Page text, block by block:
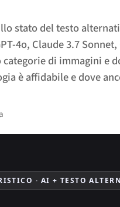
stato del testo
4o, Claude 3.7
di immagini e
è affidabile e dove
· AI + TESTO